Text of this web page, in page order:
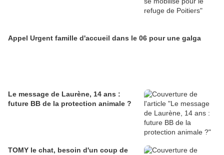
Appel Urgent famille d'accueil dans le 06 pour une galga
Le message de Laurène, 14 ans :
future BB de la protection animale ?
TOMY le chat, besoin d'un coup de